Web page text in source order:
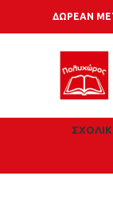
ΔΩΡΕΑΝ